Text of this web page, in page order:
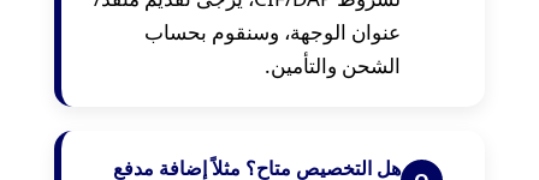
عنوان الوجهة، وسنقوم بحساب
الشحن والتأمين.
هل التخصيص متاح؟ مثلاً إضافة مدفع